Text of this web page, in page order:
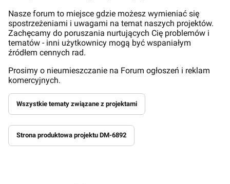
Nasze forum to miejsce gdzie możesz wymieniać się
spostrzeżeniami i uwagami na temat naszych projektów.
Zachęcamy do poruszania nurtujących Cię problemów i
tematów - inni użytkownicy mogą być wspaniałym
źródłem cennych rad.
Prosimy o nieumieszczanie na Forum ogłoszeń i reklam
komercyjnych.
Wszystkie tematy związane z projektami
Strona produktowa projektu DM-6892